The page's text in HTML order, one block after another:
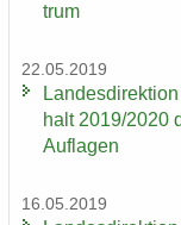
trum
22.05.2019
halt 2019/2020
Auf­la­gen
16.05.2019